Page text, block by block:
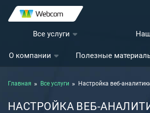
Все услуги
О компании Полезные
Главная Все услуги Настройка веб-
НАСТРОЙКА ВЕБ-